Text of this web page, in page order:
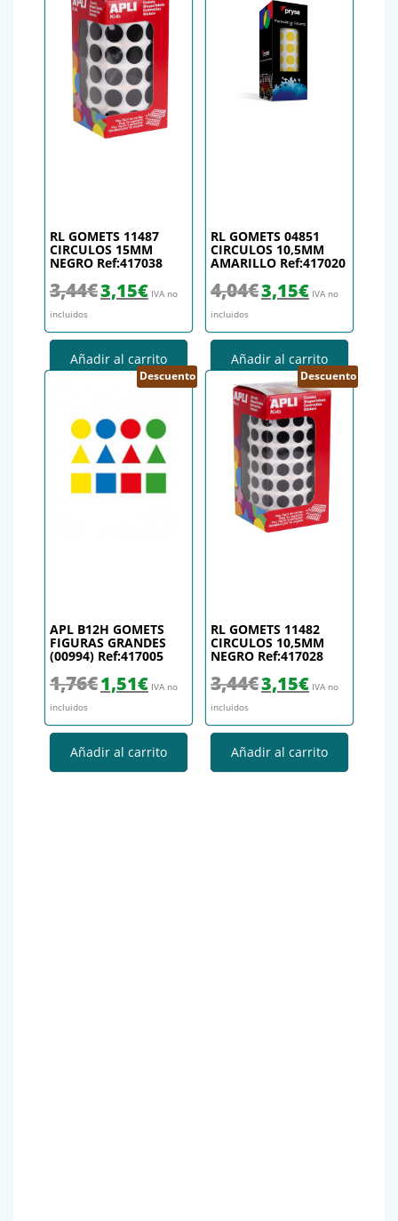
RL GOMETS 11487
CIRCULOS 15MM
NEGRO Ref:417038
3,44€ El precio original era: 3,44€.
3,15€El precio actual es: 3,15€.
IVA no
incluidos
Añadir al carrito
RL GOMETS 04851
CIRCULOS 10,5MM
AMARILLO Ref:417020
4,04€ El precio original era: 4,04€.
3,15€El precio actual
IVA no
incluidos
Añadir al carrito
Descuento
APL B12H GOMETS
FIGURAS GRANDES
(00994) Ref:417005
1,76€ El precio original era: 1,76€.
1,51€El precio actual es: 1,51€.
IVA no
incluidos
Añadir al carrito
Descuento
RL GOMETS 11482
CIRCULOS 10,5MM
NEGRO Ref:417028
3,44€ El precio original era: 3,44€.
3,15€El precio actual
IVA no
incluidos
Añadir al carrito